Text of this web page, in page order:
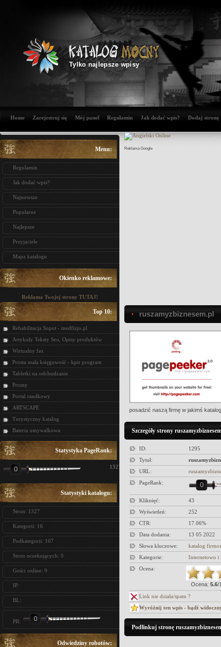
Tylko najlepsze wpisy
Home Zarejestruj się Mój panel Regulamin Jak dodać wpis? Dodaj stronę
Menu:
Regulamin
Jak dodać wpis?
Najnowsze
Popularne
Najlepsze
Przyjaciele
Mapa katalogu
Okienko reklamowe:
Reklama Twojej strony TUTAJ!
Top 10:
Rehabilitacja Sopot - medfizjo.pl
Artykuły Teksty Seo, Opisy produktów
Wirtualny fax
Prosta mała księgowość - kpir program
Tabletki na odchudzanie
Promy
Portal randkowy
ARTSCAPE
Turystyczny katalog
Bateria umywalkowa
Statystyka PageRank:
1327
Statystyki katalogu:
Stron: 1327
Kategorii: 16
Podkategorii: 107
Stron oczekujących: 0
Gości online: 9
IP:
BL:
PR:
Odwiedziny robotów:
Reklama Google
ruszamyzbiznesem.pl
posadzić naszą firmę w jakimś
Szczegóły strony
ID:
1295
Tytuł:
URL:
PageRank:
Kliknięć:
43
Wyświetleń:
252
CTR:
17.06%
Data dodania:
13 05 2022
Słowa kluczowe:
katalog
Kategorie:
Internetowo i
Ocena:
Ocena: 5.6/
Link nie działa/spam ?
Wyróżnij ten wpis - bądź
Podlinkuj stronę